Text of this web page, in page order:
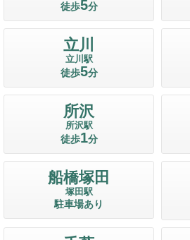
徒歩5分
立川
立川駅
徒歩5分
所沢
所沢駅
徒歩1分
船橋塚田
塚田駅
駐車場あり